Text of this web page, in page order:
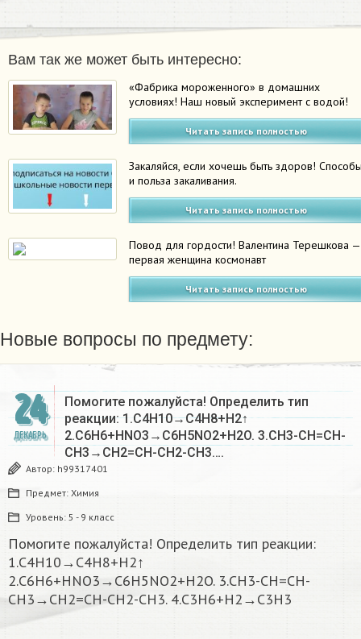
Вам так же может быть интересно:
«Фабрика мороженного» в домашних
условиях! Наш новый эксперимент с водой!
Читать запись полностью
Закаляйся, если хочешь быть здоров!
и польза закаливания.
Читать запись полностью
Повод для гордости! Валентина Терешкова —
первая женщина космонавт
Читать запись полностью
Новые вопросы по предмету:
24
ДЕКАБРЬ
Помогите пожалуйста! Определить тип
реакции: 1.C4H10→C4H8+H2↑
2.C6H6+HNO3→C6H5NO2+H2O. 3.CH3-CH=CH-
CH3→CH2=CH-CH2-CH3….
Автор: h99317401
Предмет: Химия
Уровень: 5 - 9 класс
Помогите пожалуйста! Определить тип реакции:
1.C4H10→C4H8+H2↑
2.C6H6+HNO3→C6H5NO2+H2O. 3.CH3-CH=CH-
CH3→CH2=CH-CH2-CH3. 4.C3H6+H2→C3H3